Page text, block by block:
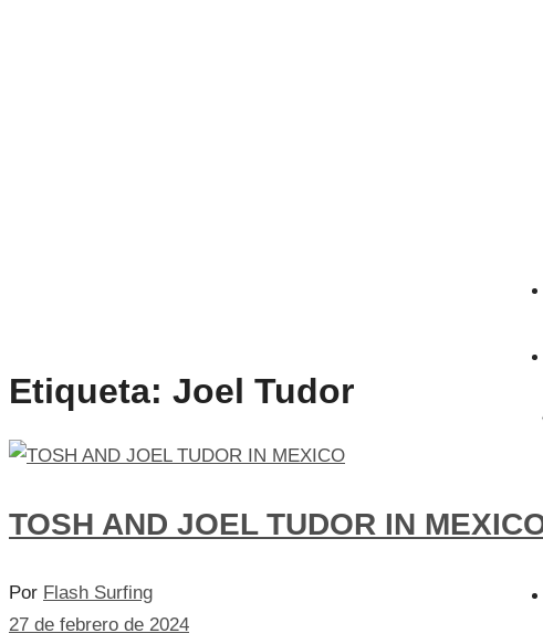
Etiqueta: Joel Tudor
TOSH AND JOEL TUDOR IN
Por Flash Surfing
27 de febrero de 2024